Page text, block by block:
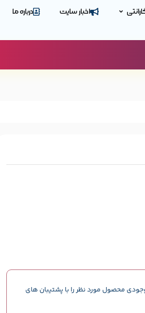
اخبار سایت درباره ما
محصول مورد نظر را با پشتیبان های